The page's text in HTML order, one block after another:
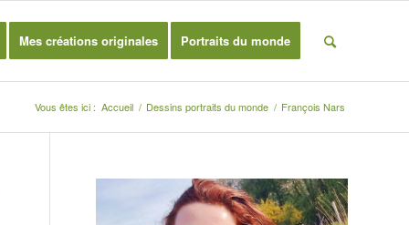
Mes créations originales Portraits du monde
Vous êtes ici : Accueil / Dessins portraits du monde / François Nars